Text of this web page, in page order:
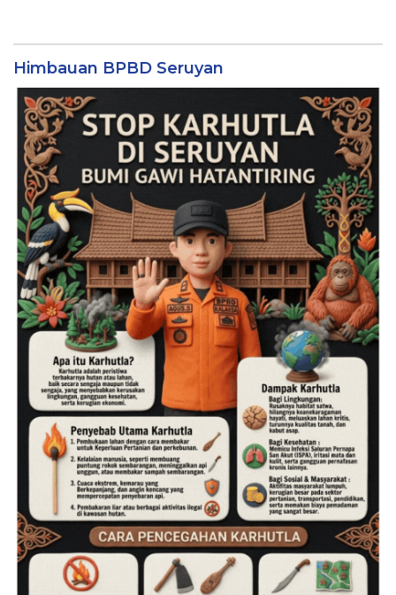
Himbauan BPBD Seruyan